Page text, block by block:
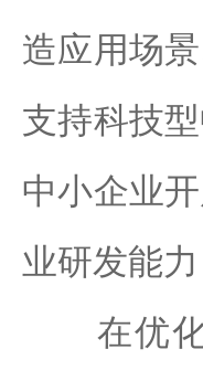
造应用场
支持科技
中小企业
业研发能
在优化